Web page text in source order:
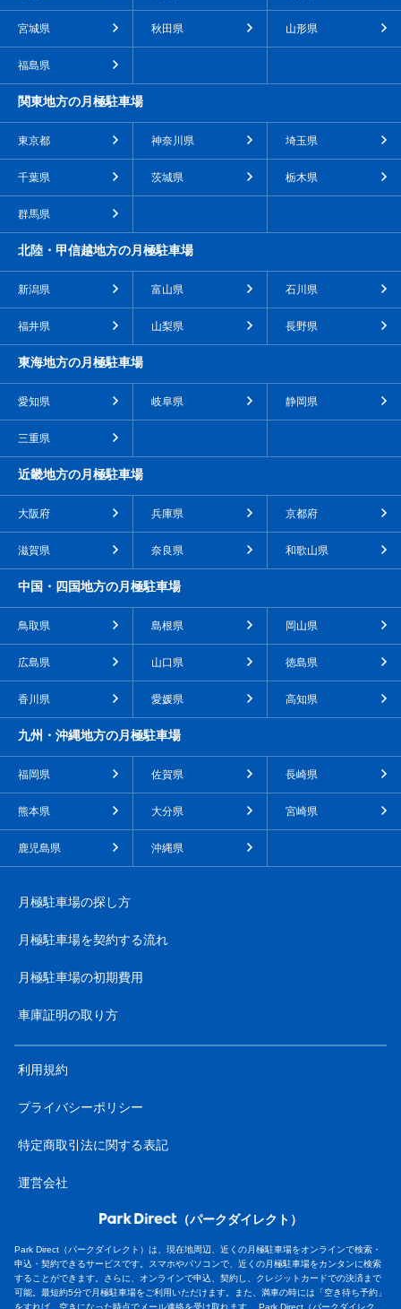
宮城県 秋田県 山形県
福島県
関東地方の月極駐車場
東京都 神奈川県 埼玉県
千葉県 茨城県 栃木県
群馬県
北陸・甲信越地方の月極駐車場
新潟県 富山県 石川県
福井県 山梨県 長野県
東海地方の月極駐車場
愛知県 岐阜県 静岡県
三重県
近畿地方の月極駐車場
大阪府 兵庫県 京都府
滋賀県 奈良県 和歌山県
中国・四国地方の月極駐車場
鳥取県 島根県 岡山県
広島県 山口県 徳島県
香川県 愛媛県 高知県
九州・沖縄地方の月極駐車場
福岡県 佐賀県 長崎県
熊本県 大分県 宮崎県
鹿児島県 沖縄県
月極駐車場の探し方
月極駐車場を契約する流れ
月極駐車場の初期費用
車庫証明の取り方
利用規約
プライバシーポリシー
特定商取引法に関する表記
運営会社
（パークダイレクト）
Park Direct（パークダイレクト）は、現在地周辺、近くの月極駐車場をオンラインで検索・
申込・契約できるサービスです。スマホやパソコンで、近くの月極駐車場をカンタンに検索
することができます。さらに、オンラインで申込、契約し、クレジットカードでの決済まで
可能。最短約5分で月極駐車場をご利用いただけます。また、満車の時には「空き待ち予約」